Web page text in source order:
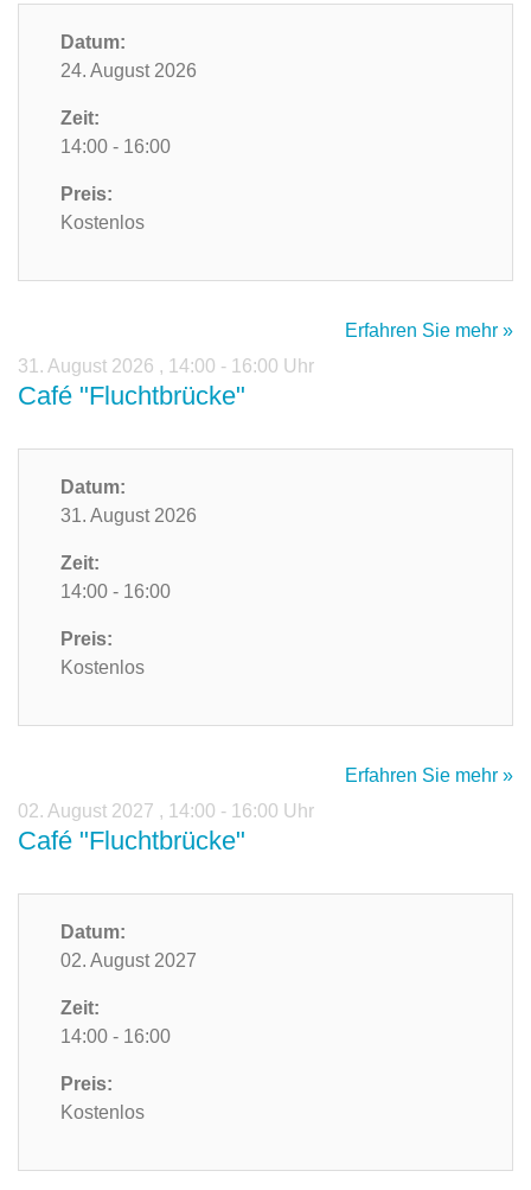
Datum:
24. August 2026
Zeit:
14:00 - 16:00
Preis:
Kostenlos
Erfahren Sie mehr »
31. August 2026 , 14:00 - 16:00 Uhr
Café "Fluchtbrücke"
Datum:
31. August 2026
Zeit:
14:00 - 16:00
Preis:
Kostenlos
Erfahren Sie mehr »
02. August 2027 , 14:00 - 16:00 Uhr
Café "Fluchtbrücke"
Datum:
02. August 2027
Zeit:
14:00 - 16:00
Preis:
Kostenlos